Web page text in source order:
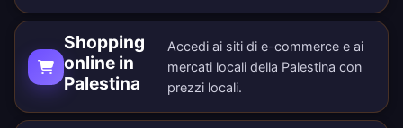
Shopping
online in
Palestina
Accedi ai siti di e-commerce e ai
mercati locali della Palestina con
prezzi locali.